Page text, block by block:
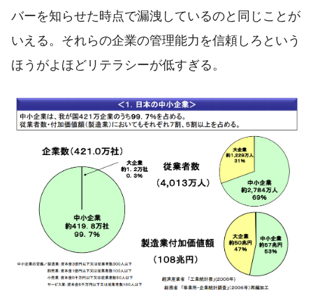
バーを知らせた時点で漏洩しているのと同じことが
いえる。それらの企業の管理能力を信頼しろという
ほうがよほどリテラシーが低すぎる。